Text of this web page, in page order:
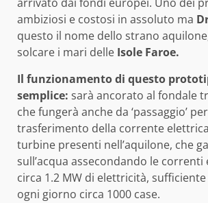
ambiziosi e costosi in assoluto ma
questo il nome dello strano
solcare i mari delle Isole Faroe.
Il funzionamento di questo
semplice: sarà ancorato al fondale
che fungerà anche da ‘passaggio’
trasferimento della corrente
turbine presenti nell’aquilone, che
sull’acqua assecondando le
circa 1.2 MW di elettricità,
ogni giorno circa 1000 case.